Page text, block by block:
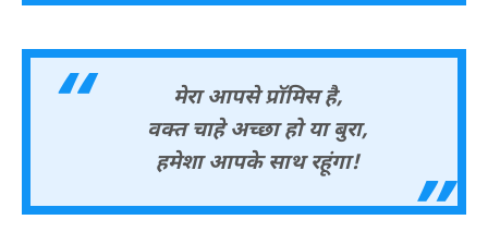
मेरा आपसे प्रॉमिस है,
वक्त चाहे अच्छा हो या बुरा,
हमेशा आपके साथ रहूंगा!